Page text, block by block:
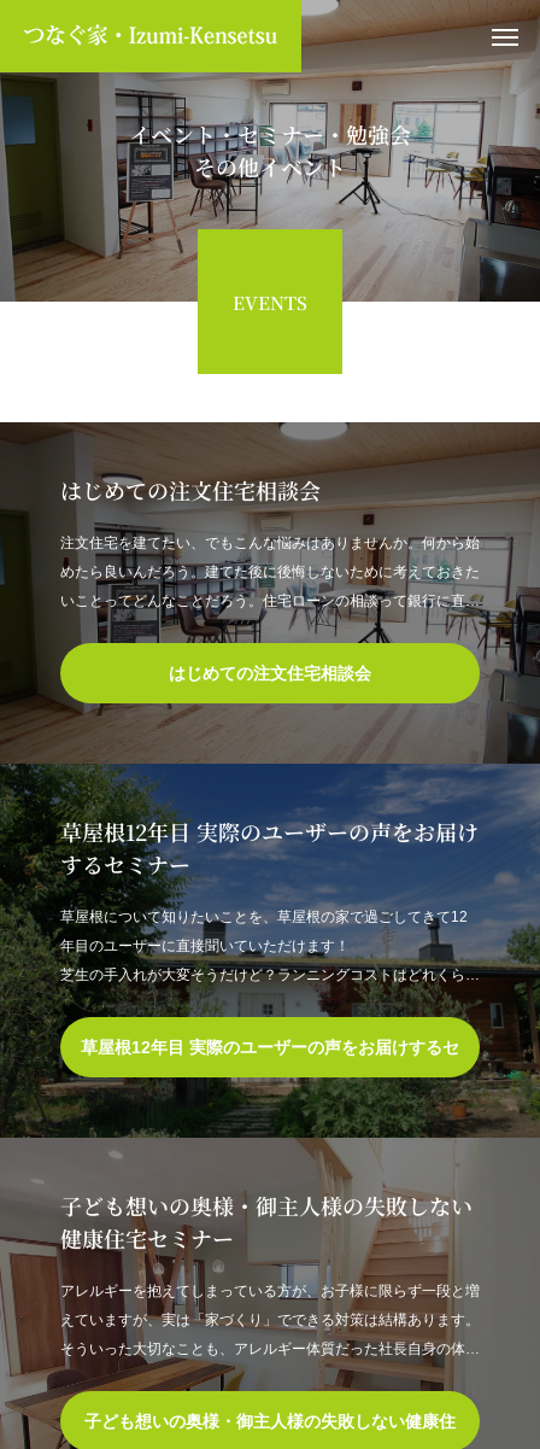
イベント・セミナー・勉強会
その他イベント
EVENTS
はじめての注文住宅相談会
注文住宅を建てたい、でもこんな悩みはありませんか。何から始
めたら良いんだろう。建てた後に後悔しないために考えておきた
いことってどんなことだろう。住宅ローンの相談って銀行に直接
行っていいのかな。ウチの最適な家づくりの予算って、どうやっ
て計算するの？ちょっとしたことで住宅ローンの最終支払総額が
約600万円も差が出るってホン…
はじめての注文住宅相談会
草屋根12年目 実際のユーザーの声をお届け
するセミナー
草屋根について知りたいことを、草屋根の家で過ごしてきて12
年目のユーザーに直接聞いていただけます！
芝生の手入れが大変そうだけど？ランニングコストはどれくら
い？雨漏りしやすくなっちゃわないの？など。草屋根の家が氣に
なっている皆様、この貴重な機会を楽しみながら、今後の家づく
りなどの参考にしていただければと思います！
草屋根12年目 実際のユーザーの声をお届けするセ
ミナー
子ども想いの奥様・御主人様の失敗しない
健康住宅セミナー
アレルギーを抱えてしまっている方が、お子様に限らず一段と増
えていますが、実は「家づくり」でできる対策は結構あります。
そういった大切なことも、アレルギー体質だった社長自身の体験
も含め、伝えて参ります。
子ども想いの奥様・御主人様の失敗しない健康住